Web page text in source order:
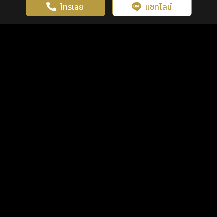
โทรเลย แชทไลน์
เว็บไซต์นี้มีการใช้งานคุกกี้ เพื่อเพิ่มประสิทธิภาพและประสบการณ์ที่ดี
ในการใช้งานเว็บไซต์ นโยบายความเป็นส่วนตัว
รู้ก่อน พร้อมกว่า ทุกจังหวะชีวิต คลิกดูดวงฟรี